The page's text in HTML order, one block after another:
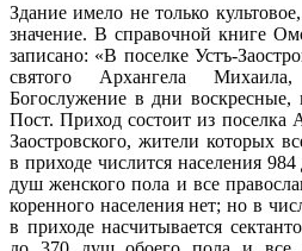
Здание имело не только
значение. В справочной книге
записано: «В поселке Устъ-
святого Архангела
Богослужение в дни
Пост. Приход состоит из поселка
Заостровского, жители которых
в приходе числится населения
душ женского пола и все
коренного населения нет; но в
в приходе насчитывается